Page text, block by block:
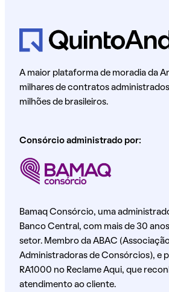
A maior plataforma de moradia da
milhares de contratos
milhões de brasileiros.
Consórcio administrado por:
Bamaq Consórcio, uma
Banco Central, com mais de 30
setor. Membro da ABAC
Administradoras de Consórcios), e
RA1000 no Reclame Aqui, que
atendimento ao cliente.